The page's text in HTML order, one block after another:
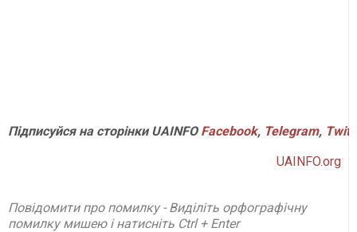
Підписуйся на сторінки UAINFO Facebook, Telegram,
UAINFO.org
Повідомити про помилку - Виділіть орфографічну
помилку мишею і натисніть Ctrl + Enter